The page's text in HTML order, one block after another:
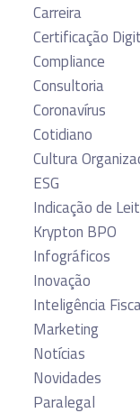
Carreira
Certificação
Compliance
Consultoria
Coronavírus
Cotidiano
Cultura
ESG
Indicação de
Krypton BPO
Infográficos
Inovação
Inteligência
Marketing
Notícias
Novidades
Paralegal